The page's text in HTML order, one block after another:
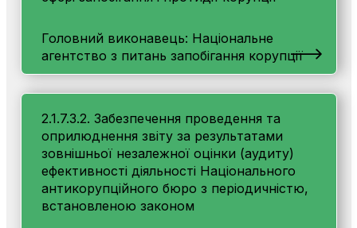
Головний виконавець: Національне
агентство з питань запобігання корупції
2.1.7.3.2. Забезпечення проведення та
оприлюднення звіту за результатами
зовнішньої незалежної оцінки (аудиту)
ефективності діяльності Національного
антикорупційного бюро з періодичністю,
встановленою законом